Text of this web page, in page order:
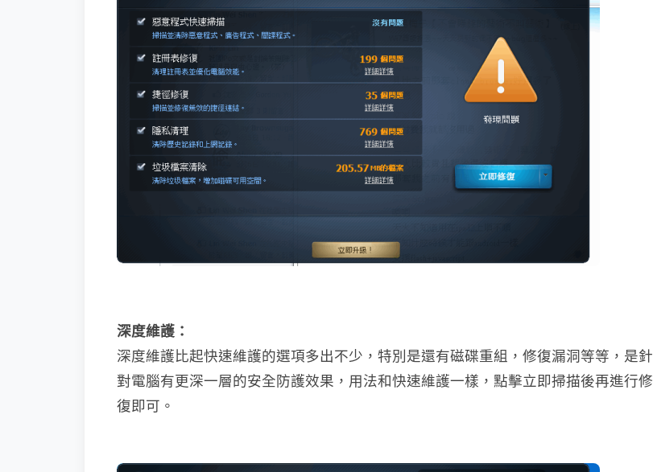
深度維護：
深度維護比起快速維護的選項多出不少，特別是還有磁碟重組，修復漏洞等等，是針
對電腦有更深一層的安全防護效果，用法和快速維護一樣，點擊立即掃描後再進行修
復即可。